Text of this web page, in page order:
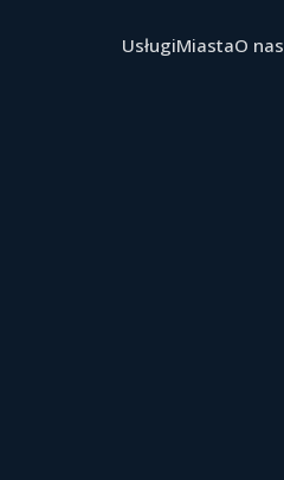
UsługiMiastaO nas